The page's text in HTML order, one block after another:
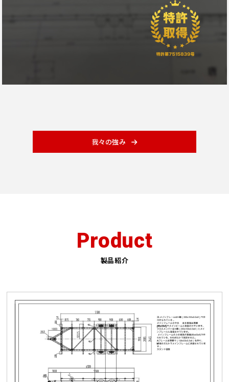
我々の強み
Product
製品紹介